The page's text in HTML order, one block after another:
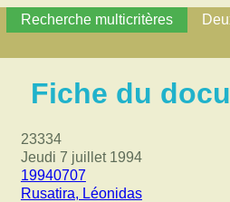
Recherche multicritères
Fiche du
23334
Jeudi 7 juillet 1994
19940707
Rusatira, Léonidas